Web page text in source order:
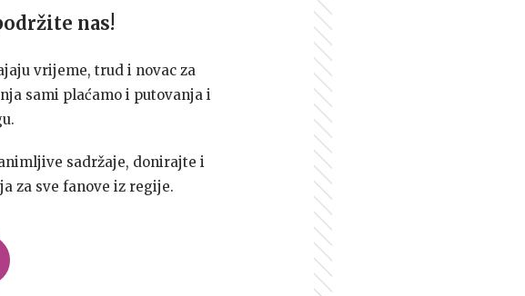
nas!
vrijeme, trud i novac za
sami plaćamo i putovanja i
sadržaje, donirajte i
za sve fanove iz regije.